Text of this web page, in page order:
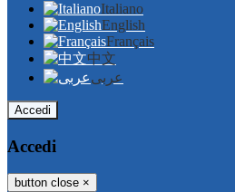
Italiano
English
Français
中文
عربى
Accedi
Accedi
button close ×